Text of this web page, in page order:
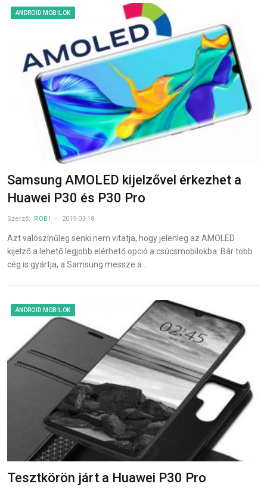
ANDROID MOBILOK
Samsung AMOLED kijelzővel érkezhet a
Huawei P30 és P30 Pro
Szerző: ROBI 2019-03-18
Azt valószínűleg senki nem vitatja, hogy jelenleg az AMOLED
kijelző a lehető legjobb elérhető opció a csúcsmobilokba. Bár több
cég is gyártja, a Samsung messze a…
ANDROID MOBILOK
Tesztkörön járt a Huawei P30 Pro